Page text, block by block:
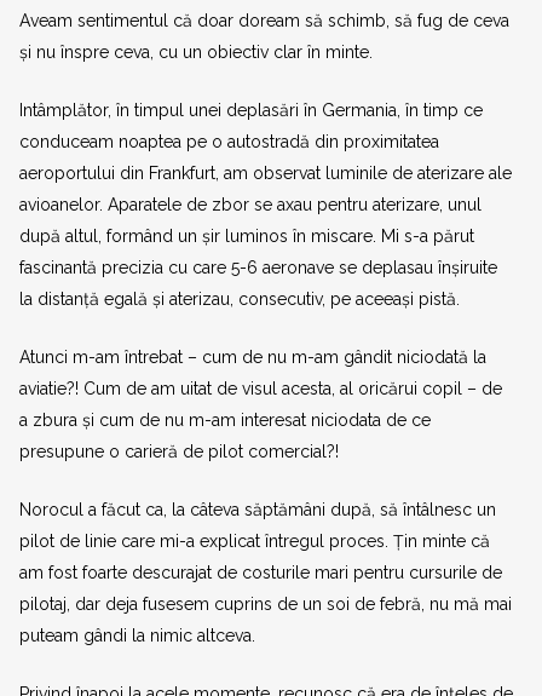
Aveam sentimentul că doar doream să schimb, să fug de ceva
și nu înspre ceva, cu un obiectiv clar în minte.
Intâmplător, în timpul unei deplasări în Germania, în timp ce
conduceam noaptea pe o autostradă din proximitatea
aeroportului din Frankfurt, am observat luminile de aterizare ale
avioanelor. Aparatele de zbor se axau pentru aterizare, unul
după altul, formând un șir luminos în miscare. Mi s-a părut
fascinantă precizia cu care 5-6 aeronave se deplasau înșiruite
la distanță egală și aterizau, consecutiv, pe aceeași pistă.
Atunci m-am întrebat – cum de nu m-am gândit niciodată la
aviatie?! Cum de am uitat de visul acesta, al oricărui copil – de
a zbura și cum de nu m-am interesat niciodata de ce
presupune o carieră de pilot comercial?!
Norocul a făcut ca, la câteva săptămâni după, să întâlnesc un
pilot de linie care mi-a explicat întregul proces. Țin minte că
am fost foarte descurajat de costurile mari pentru cursurile de
pilotaj, dar deja fusesem cuprins de un soi de febră, nu mă mai
puteam gândi la nimic altceva.